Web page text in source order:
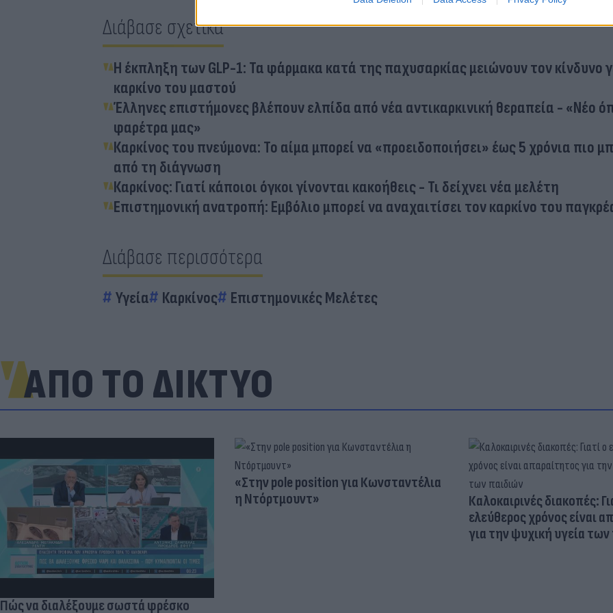
Διάβασε σχετικά
Η έκπληξη των GLP-1: Τα φάρμακα κατά της παχυσαρκίας μειώνουν τον κίνδυνο
καρκίνο του μαστού
Έλληνες επιστήμονες βλέπουν ελπίδα από νέα αντικαρκινική θεραπεία - «Νέο
φαρέτρα μας»
Καρκίνος του πνεύμονα: Το αίμα μπορεί να «προειδοποιήσει» έως 5 χρόνια πιο
από τη διάγνωση
Καρκίνος: Γιατί κάποιοι όγκοι γίνονται κακοήθεις - Τι δείχνει νέα μελέτη
Επιστημονική ανατροπή: Εμβόλιο μπορεί να αναχαιτίσει τον καρκίνο του
Διάβασε περισσότερα
Υγεία Καρκίνος Επιστημονικές Μελέτες
ΑΠΟ ΤΟ ΔΙΚΤΥΟ
Πώς να διαλέξουμε σωστά φρέσκο
«Στην pole position για Κωνσταντέλια
η Ντόρτμουντ»
Καλοκαιρινές διακοπές:
ελεύθερος χρόνος είναι
για την ψυχική υγεία